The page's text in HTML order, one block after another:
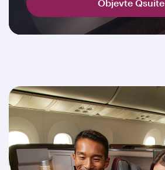
Objevte Qsuite